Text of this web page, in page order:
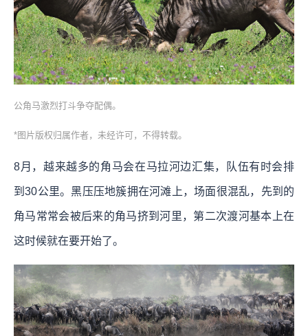
公角马激烈打斗争夺配偶。
*图片版权归属作者，未经许可，不得转载。
8月，越来越多的角马会在马拉河边汇集，队伍有时会排
到30公里。黑压压地簇拥在河滩上，场面很混乱，先到的
角马常常会被后来的角马挤到河里，第二次渡河基本上在
这时候就在要开始了。